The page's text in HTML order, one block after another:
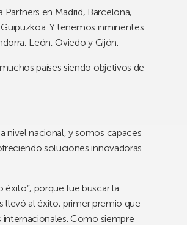
en Madrid, Barcelona,
Y tenemos inminentes
León, Oviedo y Gijón.
países siendo objetivos de
nivel nacional, y somos capaces
soluciones innovadoras
éxito”, porque fue buscar la
llevó al éxito, primer premio que
internacionales. Como siempre